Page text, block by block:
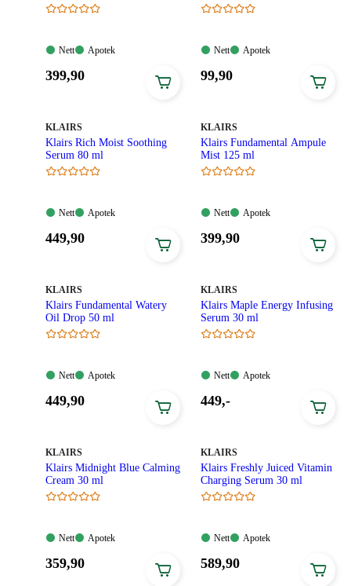
Nett:
Nett
Apotek:
Apotek
Pris:
399,90
Nett:
Nett
Apotek:
Apotek
Pris:
99,90
MERKE:
KLAIRS
Klairs Rich Moist Soothing
Serum 80 ml
Nett:
Nett
Apotek:
Apotek
Pris:
449,90
MERKE:
KLAIRS
Klairs Fundamental Ampule
Mist 125 ml
Nett:
Nett
Apotek:
Apotek
Pris:
399,90
MERKE:
KLAIRS
Klairs Fundamental Watery
Oil Drop 50 ml
Nett:
Nett
Apotek:
Apotek
Pris:
449,90
MERKE:
KLAIRS
Klairs Maple Energy Infusing
Serum 30 ml
Nett:
Nett
Apotek:
Apotek
Pris:
449,-
MERKE:
KLAIRS
Klairs Midnight Blue Calming
Cream 30 ml
Nett:
Nett
Apotek:
Apotek
Pris:
359,90
MERKE:
KLAIRS
Klairs Freshly Juiced Vitamin
Charging Serum 30 ml
Nett:
Nett
Apotek:
Apotek
Pris:
589,90